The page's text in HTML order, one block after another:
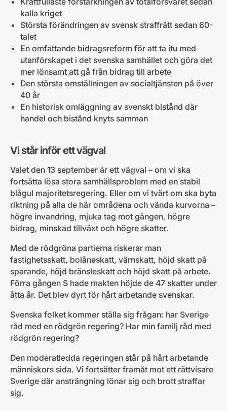
kalla kriget
Största förändringen av svensk straffrätt sedan 60-
talet
En omfattande bidragsreform för att ta itu med
utanförskapet i det svenska samhället och göra det
mer lönsamt att gå från bidrag till arbete
Den största omställningen av socialtjänsten på över
40 år
En historisk omläggning av svenskt bistånd där
handel och bistånd knyts samman
Vi står inför ett vägval
Valet den 13 september är ett vägval – om vi ska
fortsätta lösa stora samhällsproblem med en stabil
blågul majoritetsregering. Eller om vi tvärt om ska byta
riktning på alla de här områdena och vända kurvorna –
högre invandring, mjuka tag mot gängen, högre
bidrag, minskad tillväxt och högre skatter.
Med de rödgröna partierna riskerar man
fastighetsskatt, bolåneskatt, värnskatt, höjd skatt på
sparande, höjd bränsleskatt och höjd skatt på arbete.
Förra gången S hade makten höjde de 47 skatter under
åtta år. Det blev dyrt för hårt arbetande svenskar.
Svenska folket kommer ställa sig frågan: har Sverige
råd med en rödgrön regering? Har min familj råd med
rödgrön regering?
Den moderatledda regeringen står på hårt arbetande
människors sida. Vi fortsätter framåt mot ett rättvisare
Sverige där ansträngning lönar sig och brott straffar
sig.